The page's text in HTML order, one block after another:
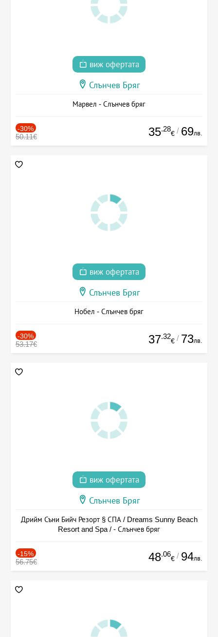
виж офертата
Слънчев Бряг
Марвел - Слънчев бряг
-30%
50.11€ 35.28
€ / 69лв.
виж офертата
Слънчев Бряг
Нобел - Слънчев бряг
-30%
53.17€ 37.32
€ / 73лв.
виж офертата
Слънчев Бряг
Дрийм Съни Бийч Резорт § СПА / Dreams Sunny Beach
Resort and Spa / - Слънчев бряг
-15%
56.75€ 48.06
€ / 94лв.